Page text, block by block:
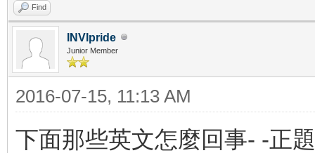
Find
INVIpride
Junior Member
2016-07-15, 11:13 AM
下面那些英文怎麼回事- -正